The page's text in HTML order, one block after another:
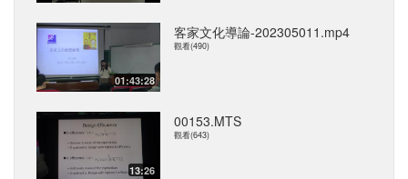
01:43:28
客家文化導論-202305011.mp4
觀看(490)
13:26
00153.MTS
觀看(643)